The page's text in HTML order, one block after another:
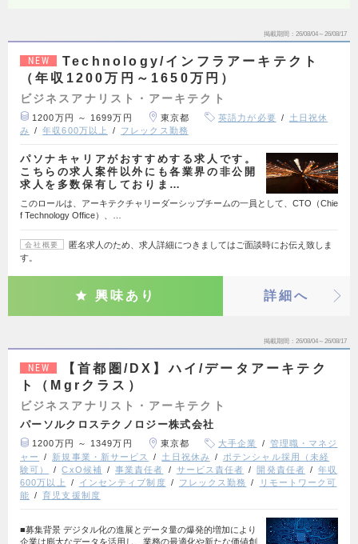
掲載期間 26/08/04～26/08/17
NEW
Technology/インフラアーキテクト
（年収1200万円～1650万円）
ビジネスアナリスト・アーキテクト
1200万円 ～ 1699万円 東京都 英語力が必要
土日祝休
み
年収600万以上 フレックス勤務
パソナキャリアがおすすめする求人です。
こちらの求人案件以外にも各業界の非公開
求人を多数保有しておりま…
このロールは、アーキテクチャリーダーシップチームの一員として、CTO（Chie
f Technology Office）、…
会社概要
匿名求人のため、求人詳細につきましてはご面談時にお伝え致しま
す。
興味あり 詳細へ
掲載期間 26/08/04～26/08/17
NEW
【首都圏/DX】ハイ/データアーキテク
ト（Mgrクラス）
ビジネスアナリスト・アーキテクト
パーソルクロステクノロジー株式会社
1200万円 ～ 1349万円 東京都 大手企業
管理職・マネジ
ャー
新規事業・新サービス 土日祝休み
ポテンシャル採用（未経
験可）
CxO候補 事業責任者 サービス責任者 開発責任者
年収
600万以上
インセンティブ制度 フレックス勤務
リモートワーク可
能
育児支援制度
■募集背景 デジタル化の進展とデータ量の爆発的増加により
企業は膨大なデータを活用し、業務の最適化や新たな価値創